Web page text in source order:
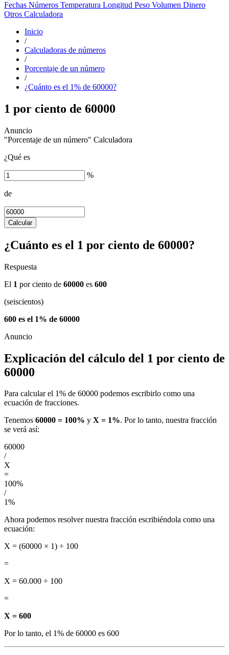
Fechas Números Temperatura Longitud Peso Volumen Dinero
Otros Calculadora
Inicio
/
Calculadoras de números
/
Porcentaje de un número
/
¿Cuánto es el 1% de 60000?
1 por ciento de 60000
"Porcentaje de un número" Calculadora
¿Qué es
%
de
Calcular
¿Cuánto es el 1 por ciento de 60000?
Respuesta
El 1 por ciento de 60000 es 600
(seiscientos)
600 es el 1% de 60000
Explicación del cálculo del 1 por ciento de
60000
Para calcular el 1% de 60000 podemos escribirlo como una
ecuación de fracciones.
Tenemos 60000 = 100% y X = 1%. Por lo tanto, nuestra fracción
se verá así:
60000
/
X
=
100%
/
1%
Ahora podemos resolver nuestra fracción escribiéndola como una
ecuación:
X = (60000 × 1) ÷ 100
=
X = 60.000 ÷ 100
=
X = 600
Por lo tanto, el 1% de 60000 es 600